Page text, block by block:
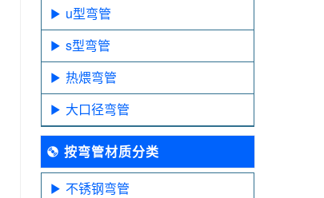
u型弯管
s型弯管
热煨弯管
大口径弯管
按弯管材质分类
不锈钢弯管